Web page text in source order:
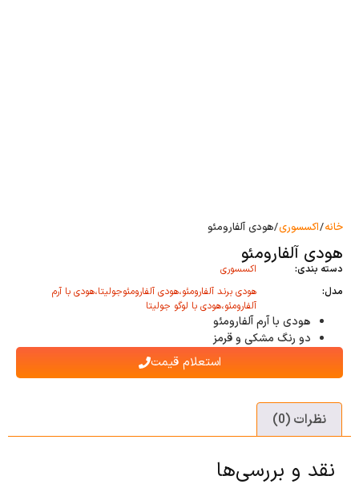
خانه/اکسسوری/ هودی آلفارومئو
هودی آلفارومئو
دسته بندی:
اکسسوری
مدل:
هودی برند آلفارومئو،هودی آلفارومئوجولیتا،هودی با آرم
آلفارومئو،هودی با لوگو جولیتا
هودی با آرم آلفارومئو
دو رنگ مشکی و قرمز
استعلام قیمت
نظرات (0)
نقد و بررسی‌ها